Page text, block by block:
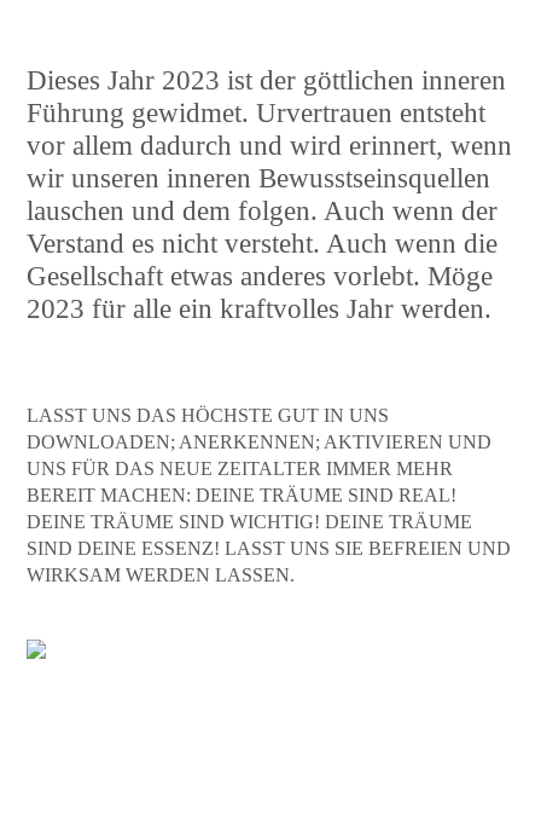
Dieses Jahr 2023 ist der göttlichen inneren
Führung gewidmet. Urvertrauen entsteht
vor allem dadurch und wird erinnert, wenn
wir unseren inneren Bewusstseinsquellen
lauschen und dem folgen. Auch wenn der
Verstand es nicht versteht. Auch wenn die
Gesellschaft etwas anderes vorlebt. Möge
2023 für alle ein kraftvolles Jahr werden.
LASST UNS DAS HÖCHSTE GUT IN UNS
DOWNLOADEN; ANERKENNEN; AKTIVIEREN UND
UNS FÜR DAS NEUE ZEITALTER IMMER MEHR
BEREIT MACHEN: DEINE TRÄUME SIND REAL!
DEINE TRÄUME SIND WICHTIG! DEINE TRÄUME
SIND DEINE ESSENZ! LASST UNS SIE BEFREIEN UND
WIRKSAM WERDEN LASSEN.